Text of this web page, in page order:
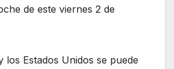
de este viernes 2 de
los Estados Unidos se puede